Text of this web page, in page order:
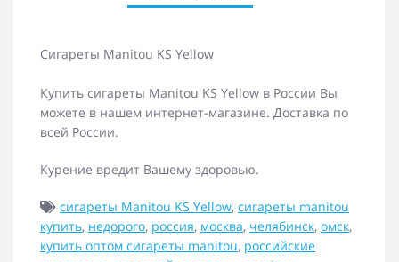
Сигареты Manitou KS Yellow
Купить сигареты Manitou KS Yellow в России Вы
можете в нашем интернет-магазине. Доставка по
всей России.
Курение вредит Вашему здоровью.
сигареты Manitou KS Yellow, сигареты manitou
купить, недорого, россия, москва, челябинск, омск,
купить оптом сигареты manitou, российские